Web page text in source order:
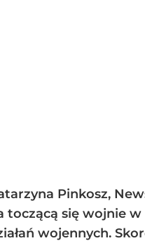
Pinkosz,
toczącą się wojnie
wojennych.